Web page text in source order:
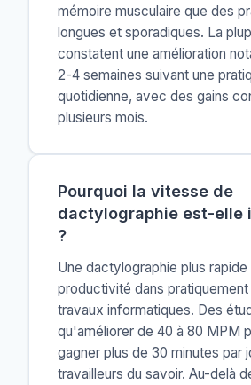
mémoire musculaire que des
longues et sporadiques. La
constatent une amélioration
2-4 semaines suivant une
quotidienne, avec des gains
plusieurs mois.
Pourquoi la vitesse de
dactylographie est-elle
?
Une dactylographie plus rapide
productivité dans
travaux informatiques. Des
qu'améliorer de 40 à 80 MPM
gagner plus de 30 minutes par
travailleurs du savoir. Au-delà